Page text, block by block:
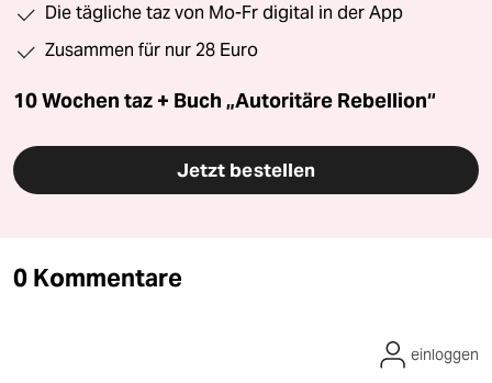
Die tägliche taz von Mo-Fr digital in der App
Zusammen für nur 28 Euro
10 Wochen taz + Buch „Autoritäre Rebellion“
Jetzt bestellen
0 Kommentare
einloggen